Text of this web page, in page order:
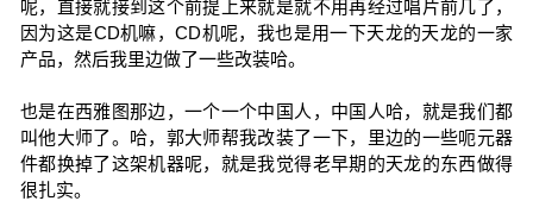
呢，直接就接到这个前提上来就是就不用再经过唱片前几了，
因为这是CD机嘛，CD机呢，我也是用一下天龙的天龙的一家
产品，然后我里边做了一些改装哈。
也是在西雅图那边，一个一个中国人，中国人哈，就是我们都
叫他大师了。哈，郭大师帮我改装了一下，里边的一些呃元器
件都换掉了这架机器呢，就是我觉得老早期的天龙的东西做得
很扎实。